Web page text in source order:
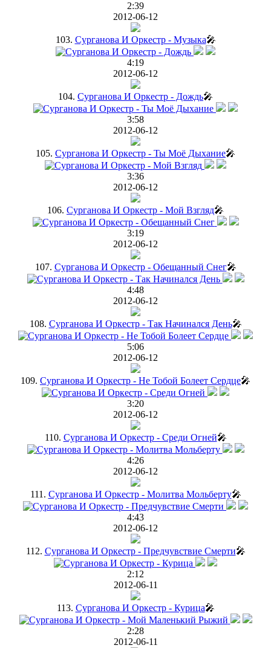
2:39
2012-06-12
103. Сурганова И Оркестр - Музыка🎤
4:19
2012-06-12
104. Сурганова И Оркестр - Дождь🎤
3:58
2012-06-12
105. Сурганова И Оркестр - Ты Моё Дыхание🎤
3:36
2012-06-12
106. Сурганова И Оркестр - Мой Взгляд🎤
3:19
2012-06-12
107. Сурганова И Оркестр - Обещанный Снег🎤
4:48
2012-06-12
108. Сурганова И Оркестр - Так Начинался День🎤
5:06
2012-06-12
109. Сурганова И Оркестр - Не Тобой Болеет Сердце🎤
3:20
2012-06-12
110. Сурганова И Оркестр - Среди Огней🎤
4:26
2012-06-12
111. Сурганова И Оркестр - Молитва Мольберту🎤
4:43
2012-06-12
112. Сурганова И Оркестр - Предчувствие Смерти🎤
2:12
2012-06-11
113. Сурганова И Оркестр - Курица🎤
2:28
2012-06-11